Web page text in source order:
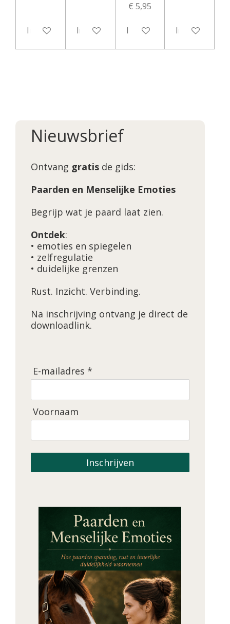
In winkelwagenIn winkelwagen
€ 5,95
In winkelwagenIn
Nieuwsbrief
Ontvang gratis de gids:
Paarden en Menselijke Emoties
Begrijp wat je paard laat zien.
Ontdek:
• emoties en spiegelen
• zelfregulatie
• duidelijke grenzen
Rust. Inzicht. Verbinding.
Na inschrijving ontvang je direct de
downloadlink.
E-mailadres *
Voornaam
Inschrijven